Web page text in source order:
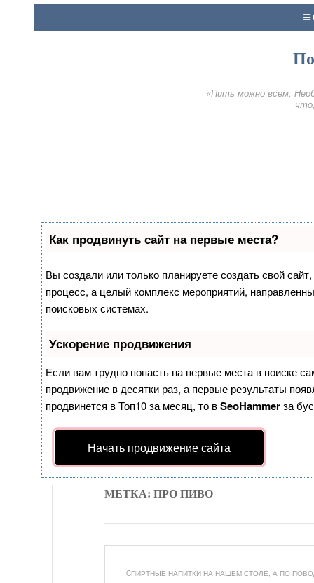
«Пить можно всем,
Как продвинуть сайт на первые места?
Вы создали или только планируете создать свой
процесс, а целый комплекс мероприятий,
поисковых системах.
Ускорение продвижения
Если вам трудно попасть на первые места в поиске
продвижение в десятки раз, а первые результаты
продвинется в Топ10 за месяц, то вSeoHammerза
Начать продвижение сайта
МЕТКА: ПРО ПИВО
CПИРТНЫЕ НАПИТКИ НА НАШЕМ СТОЛЕ, А ПО